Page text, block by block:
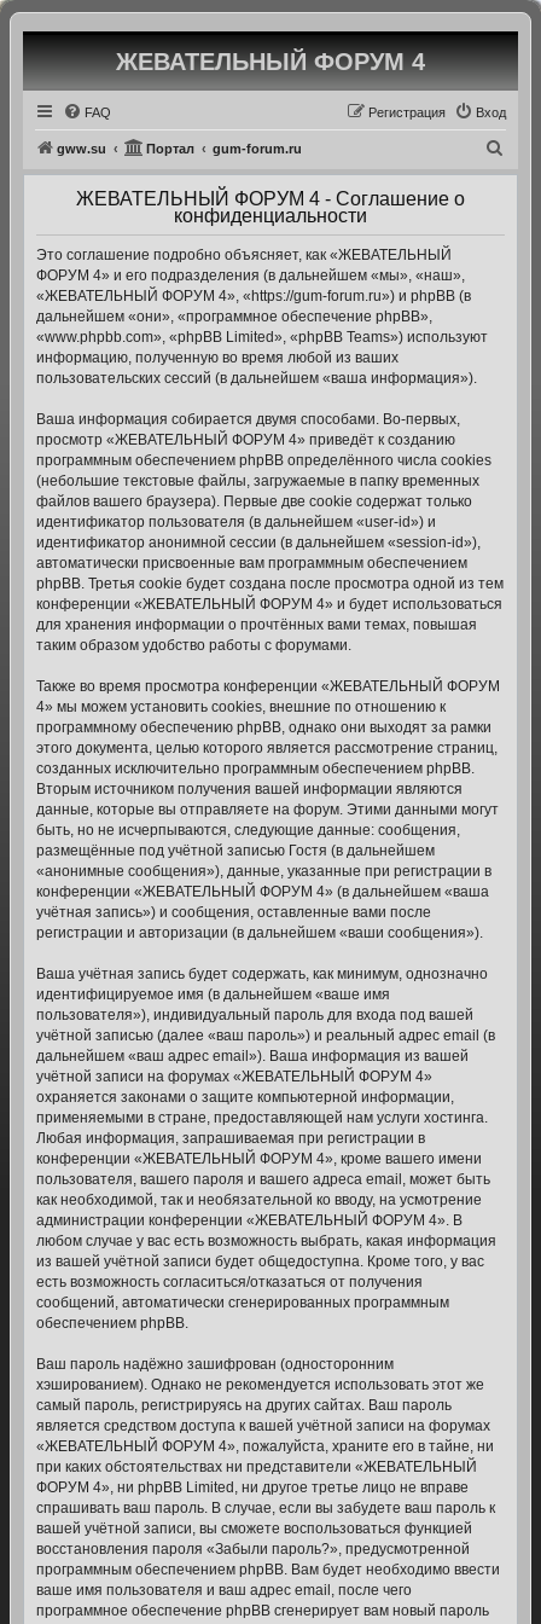
ЖЕВАТЕЛЬНЫЙ ФОРУМ 4
FAQ Вход
Регистрация
gww.su Портал gum-forum.ru
о
ЖЕВАТЕЛЬНЫЙ ФОРУМ 4 - Соглашение о
конфиденциальности
Это соглашение подробно объясняет, как «ЖЕВАТЕЛЬНЫЙ
ФОРУМ 4» и его подразделения (в дальнейшем «мы», «наш»,
«ЖЕВАТЕЛЬНЫЙ ФОРУМ 4», «https://gum-forum.ru») и phpBB (в
дальнейшем «они», «программное обеспечение phpBB»,
«www.phpbb.com», «phpBB Limited», «phpBB Teams») используют
информацию, полученную во время любой из ваших
пользовательских сессий (в дальнейшем «ваша информация»).
Ваша информация собирается двумя способами. Во-первых,
просмотр «ЖЕВАТЕЛЬНЫЙ ФОРУМ 4» приведёт к созданию
программным обеспечением phpBB определённого числа cookies
(небольшие текстовые файлы, загружаемые в папку временных
файлов вашего браузера). Первые две cookie содержат только
идентификатор пользователя (в дальнейшем «user-id») и
идентификатор анонимной сессии (в дальнейшем «session-id»),
автоматически присвоенные вам программным обеспечением
phpBB. Третья cookie будет создана после просмотра одной из тем
конференции «ЖЕВАТЕЛЬНЫЙ ФОРУМ 4» и будет использоваться
для хранения информации о прочтённых вами темах, повышая
таким образом удобство работы с форумами.
Также во время просмотра конференции «ЖЕВАТЕЛЬНЫЙ ФОРУМ
4» мы можем установить cookies, внешние по отношению к
программному обеспечению phpBB, однако они выходят за рамки
этого документа, целью которого является рассмотрение страниц,
созданных исключительно программным обеспечением phpBB.
Вторым источником получения вашей информации являются
данные, которые вы отправляете на форум. Этими данными могут
быть, но не исчерпываются, следующие данные: сообщения,
размещённые под учётной записью Гостя (в дальнейшем
«анонимные сообщения»), данные, указанные при регистрации в
конференции «ЖЕВАТЕЛЬНЫЙ ФОРУМ 4» (в дальнейшем «ваша
учётная запись») и сообщения, оставленные вами после
регистрации и авторизации (в дальнейшем «ваши сообщения»).
Ваша учётная запись будет содержать, как минимум, однозначно
идентифицируемое имя (в дальнейшем «ваше имя
пользователя»), индивидуальный пароль для входа под вашей
учётной записью (далее «ваш пароль») и реальный адрес email (в
дальнейшем «ваш адрес email»). Ваша информация из вашей
учётной записи на форумах «ЖЕВАТЕЛЬНЫЙ ФОРУМ 4»
охраняется законами о защите компьютерной информации,
применяемыми в стране, предоставляющей нам услуги хостинга.
Любая информация, запрашиваемая при регистрации в
конференции «ЖЕВАТЕЛЬНЫЙ ФОРУМ 4», кроме вашего имени
пользователя, вашего пароля и вашего адреса email, может быть
как необходимой, так и необязательной ко вводу, на усмотрение
администрации конференции «ЖЕВАТЕЛЬНЫЙ ФОРУМ 4». В
любом случае у вас есть возможность выбрать, какая информация
из вашей учётной записи будет общедоступна. Кроме того, у вас
есть возможность согласиться/отказаться от получения
сообщений, автоматически сгенерированных программным
обеспечением phpBB.
Ваш пароль надёжно зашифрован (односторонним
хэшированием). Однако не рекомендуется использовать этот же
самый пароль, регистрируясь на других сайтах. Ваш пароль
является средством доступа к вашей учётной записи на форумах
«ЖЕВАТЕЛЬНЫЙ ФОРУМ 4», пожалуйста, храните его в тайне, ни
при каких обстоятельствах ни представители «ЖЕВАТЕЛЬНЫЙ
ФОРУМ 4», ни phpBB Limited, ни другое третье лицо не вправе
спрашивать ваш пароль. В случае, если вы забудете ваш пароль к
вашей учётной записи, вы сможете воспользоваться функцией
восстановления пароля «Забыли пароль?», предусмотренной
программным обеспечением phpBB. Вам будет необходимо ввести
ваше имя пользователя и ваш адрес email, после чего
программное обеспечение phpBB сгенерирует вам новый пароль